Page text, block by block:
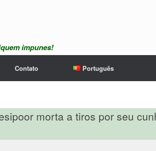
impunes!
Contato Português
morta a tiros por seu